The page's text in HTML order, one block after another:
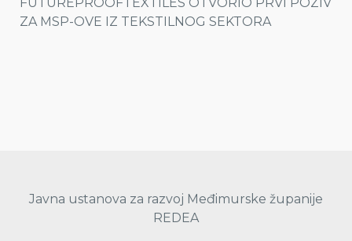
ZA MSP-OVE IZ TEKSTILNOG SEKTORA
Javna ustanova za razvoj Međimurske županije
REDEA